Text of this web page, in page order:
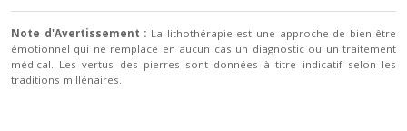
Note d'Avertissement : La lithothérapie est une approche de bien-être
émotionnel qui ne remplace en aucun cas un diagnostic ou un traitement
médical. Les vertus des pierres sont données à titre indicatif selon les
traditions millénaires.